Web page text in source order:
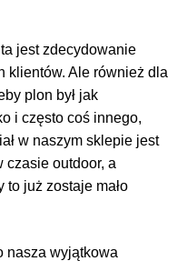
jest zdecydowanie
klientów. Ale również dla
plon był jak
i często coś innego,
w naszym sklepie jest
czasie outdoor, a
to już zostaje mało
nasza wyjątkowa